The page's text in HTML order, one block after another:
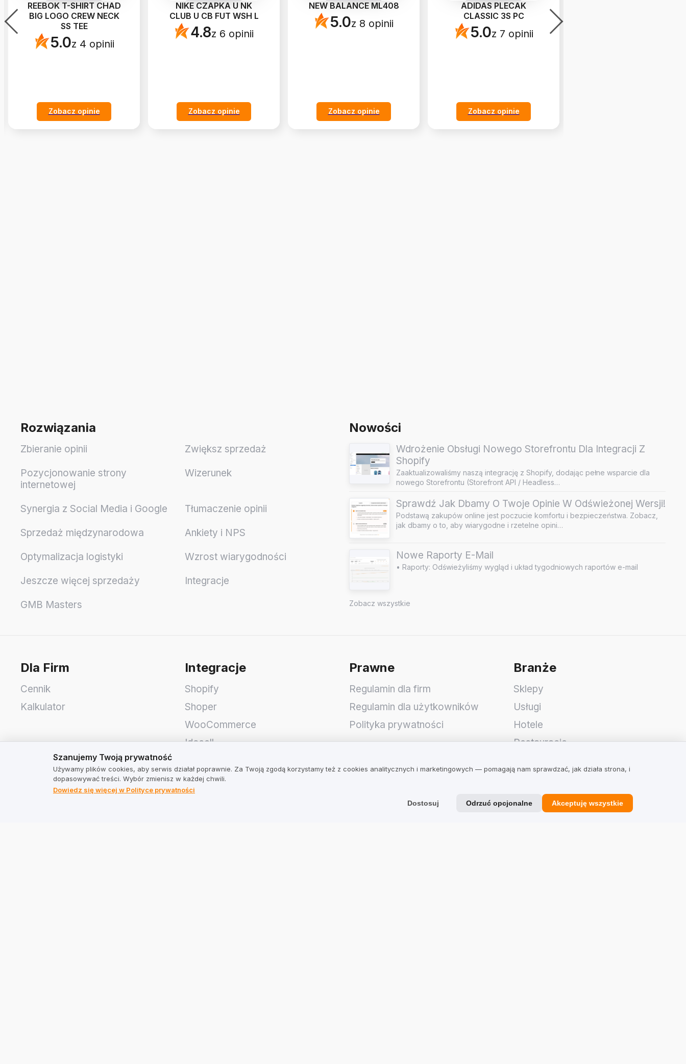
REEBOK T-SHIRT CHAD
BIG LOGO CREW NECK
SS TEE
5.0z 4 opinii
Zobacz opinie
NIKE CZAPKA U NK
CLUB U CB FUT WSH L
4.8z 6 opinii
Zobacz opinie
NEW BALANCE ML408
5.0z 8 opinii
Zobacz opinie
ADIDAS PLECAK
CLASSIC 3S PC
5.0z 7 opinii
Zobacz opinie
Rozwiązania
Zbieranie opinii Zwiększ sprzedaż
Pozycjonowanie strony
internetowej
Wizerunek
Synergia z Social Media i Google Tłumaczenie opinii
Sprzedaż międzynarodowa Ankiety i NPS
Optymalizacja logistyki Wzrost wiarygodności
Jeszcze więcej sprzedaży Integracje
GMB Masters
Nowości
Wdrożenie Obsługi Nowego Storefrontu Dla Integracji Z
Shopify
Zaaktualizowaliśmy naszą integrację z Shopify, dodając pełne wsparcie dla
nowego Storefrontu (Storefront API / Headless…
Sprawdź Jak Dbamy O Twoje Opinie W Odświeżonej Wersji!
Podstawą zakupów online jest poczucie komfortu i bezpieczeństwa. Zobacz,
jak dbamy o to, aby wiarygodne i rzetelne opini…
Nowe Raporty E-Mail
• Raporty: Odświeżyliśmy wygląd i układ tygodniowych raportów e-mail
Zobacz wszystkie
Dla Firm
Cennik
Kalkulator
Integracje
Shopify
Shoper
WooCommerce
Idosell
Prawne
Regulamin dla firm
Regulamin dla użytkowników
Polityka prywatności
Branże
Sklepy
Usługi
Hotele
Restauracje
TrustMate Adres
Szanujemy Twoją prywatność
Używamy plików cookies, aby serwis działał poprawnie. Za Twoją zgodą korzystamy też z cookies analitycznych i marketingowych — pomagają nam sprawdzać, jak działa strona, i
dopasowywać treści. Wybór zmienisz w każdej chwili.
Dowiedz się więcej w Polityce prywatności
Dostosuj
Odrzuć opcjonalne Akceptuję wszystkie